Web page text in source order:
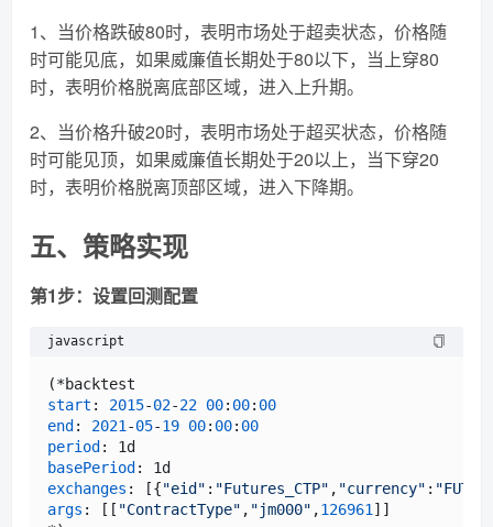
1、当价格跌破80时，表明市场处于超卖状态，价格随
时可能见底，如果威廉值长期处于80以下，当上穿80
时，表明价格脱离底部区域，进入上升期。
2、当价格升破20时，表明市场处于超买状态，价格随
时可能见顶，如果威廉值长期处于20以上，当下穿20
时，表明价格脱离顶部区域，进入下降期。
五、策略实现
第1步：设置回测配置
javascript
start : 2015-02-22 00: 00: 00
end : 2021 -05-19 00: 00: 00
period
basePeriod
exchanges : [{"eid" : "Futures_CTP" , "currency" :
args : [[ "ContractType" , "jm000" ,126961 ]]